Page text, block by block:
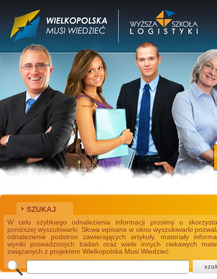
SZUKAJ
W celu szybkiego odnalezienia informacji prosimy o
poniższej wyszukiwarki. Słowa wpisane w okno wyszukiwarki
odnalezienie podstron zawierających artykuły, materiały
wyniki prowadzonych badań oraz wiele innych ciekawych
związanych z projektem Wielkopolska Musi Wiedzieć.